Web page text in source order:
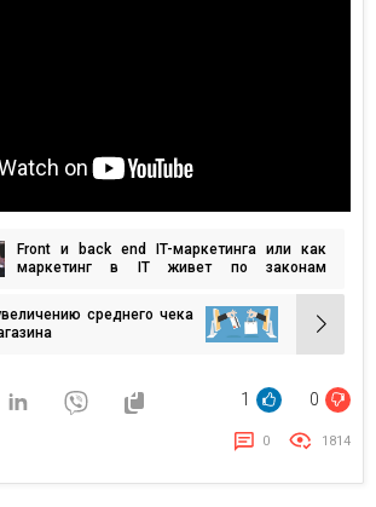
Front и back end IT-маркетинга или как
маркетинг в IT живет по законам
среднего чека
1 0
0 1814